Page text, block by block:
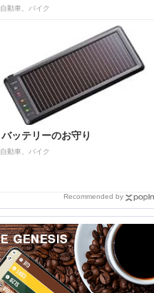
自動車、バイク
バッテリーのお守り
自動車、バイク
Recommended by